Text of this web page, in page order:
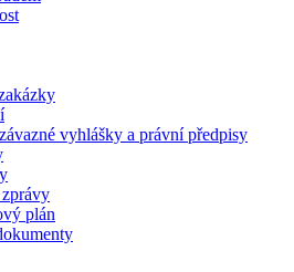
vyhlášky a právní předpisy
plán